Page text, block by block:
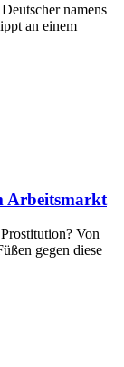
namens
an einem
Arbeitsmarkt
Von
gegen diese